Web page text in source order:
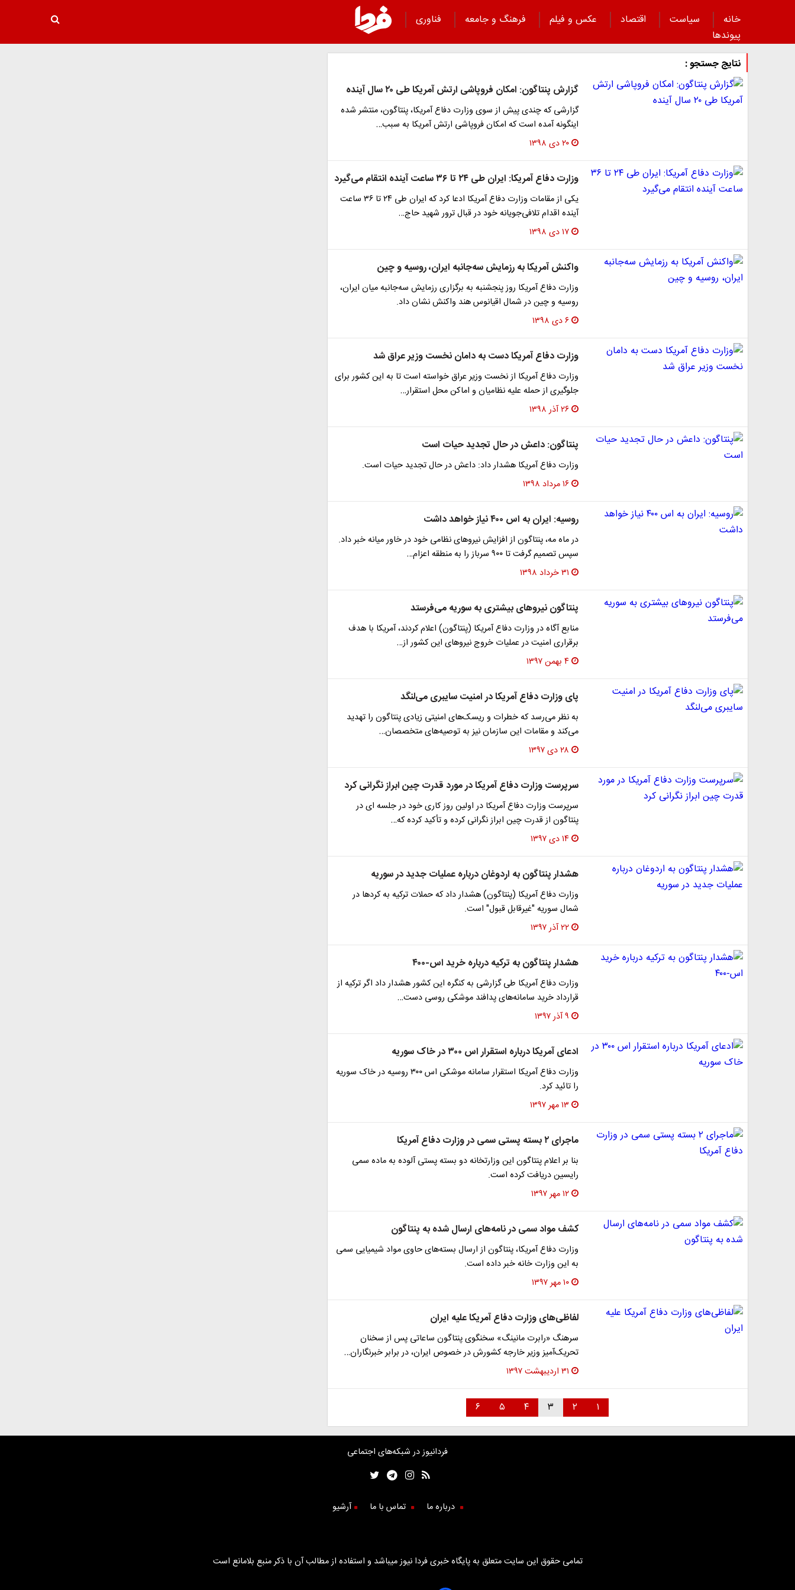
خانه سیاست اقتصاد عکس و فیلم فرهنگ و جامعه
فناوری
پیوند‌ها
نتایج جستجو :
گزارش پنتاگون: امکان فروپاشی ارتش آمریکا طی ۲۰ سال آینده
گزارشی که چندی پیش از سوی وزارت دفاع آمریکا، پنتاگون، منتشر شده
اینگونه آمده است که امکان فروپاشی ارتش آمریکا به سبب…
۲۰ دی ۱۳۹۸
وزارت دفاع آمریکا: ایران طی ۲۴ تا ۳۶ ساعت آینده انتقام می‌گیرد
یکی از مقامات وزارت دفاع آمریکا ادعا کرد که ایران طی ۲۴ تا ۳۶ ساعت
آینده اقدام تلافی‌جویانه خود در قبال ترور شهید حاج…
۱۷ دی ۱۳۹۸
واکنش آمریکا به رزمایش سه‌جانبه ایران، روسیه و چین
وزارت دفاع آمریکا روز پنجشنبه به برگزاری رزمایش سه‌جانبه میان ایران،
روسیه و چین در شمال اقیانوس هند واکنش نشان داد.
۶ دی ۱۳۹۸
وزارت دفاع آمریکا دست به دامان نخست وزیر عراق شد
وزارت دفاع آمریکا از نخست وزیر عراق خواسته است تا به این کشور برای
جلوگیری از حمله علیه نظامیان و اماکن محل استقرار…
۲۶ آذر ۱۳۹۸
پنتاگون: داعش در حال تجدید حیات است
وزارت دفاع آمریکا هشدار داد: داعش در حال تجدید حیات است.
۱۶ مرداد ۱۳۹۸
روسیه: ایران به اس ۴۰۰ نیاز خواهد داشت
در ماه مه، پنتاگون از افزایش نیروهای نظامی خود در خاور میانه خبر داد.
سپس تصمیم گرفت تا ۹۰۰ سرباز را به منطقه اعزام…
۳۱ خرداد ۱۳۹۸
پنتاگون نیروهای بیشتری به سوریه می‌فرستد
منابع آگاه در وزارت دفاع آمریکا (پنتاگون) اعلام کردند، آمریکا با هدف
برقراری امنیت در عملیات خروج نیروهای این کشور از…
۴ بهمن ۱۳۹۷
پای وزارت دفاع آمریکا در امنیت سایبری می‌لنگد
به نظر می‌رسد که خطرات و ریسک‌های امنیتی زیادی پنتاگون را تهدید
می‌کند و مقامات این سازمان نیز به توصیه‌های متخصصان…
۲۸ دی ۱۳۹۷
سرپرست وزارت دفاع آمریکا در مورد قدرت چین ابراز نگرانی کرد
سرپرست وزارت دفاع آمریکا در اولین روز کاری خود در جلسه ای در
پنتاگون از قدرت چین ابراز نگرانی کرده و تأکید کرده که…
۱۴ دی ۱۳۹۷
هشدار پنتاگون به اردوغان درباره عملیات جدید در سوریه
وزارت دفاع آمریکا (پنتاگون) هشدار داد که حملات ترکیه به کرد‌ها در
شمال سوریه "غیرقابل قبول" است.
۲۲ آذر ۱۳۹۷
هشدار پنتاگون به ترکیه درباره خرید اس-۴۰۰
وزارت دفاع آمریکا طی گزارشی به کنگره این کشور هشدار داد اگر ترکیه از
قرارداد خرید سامانه‌های پدافند موشکی روسی دست…
۹ آذر ۱۳۹۷
ادعای آمریکا درباره استقرار اس ۳۰۰ در خاک سوریه
وزارت دفاع آمریکا استقرار سامانه موشکی اس ۳۰۰ روسیه در خاک سوریه
را تائید کرد.
۱۳ مهر ۱۳۹۷
ماجرای ۲ بسته پستی سمی در وزارت دفاع آمریکا
بنا بر اعلام پنتاگون این وزارتخانه دو بسته پستی آلوده به ماده سمی
رایسین دریافت کرده است.
۱۲ مهر ۱۳۹۷
کشف مواد سمی در نامه‌های ارسال شده به پنتاگون
وزارت دفاع آمریکا، پنتاگون از ارسال بسته‌های حاوی مواد شیمیایی سمی
به این وزارت خانه خبر داده است.
۱۰ مهر ۱۳۹۷
لفاظی‌های وزارت دفاع آمریکا علیه ایران
سرهنگ «رابرت مانینگ» سخنگوی پنتاگون ساعاتی پس از سخنان
تحریک‌آمیز وزیر خارجه کشورش در خصوص ایران، در برابر خبرنگاران…
۳۱ اردیبهشت ۱۳۹۷
۱ ۲ ۳ ۴ ۵ ۶
فردانیوز در شبکه‌های اجتماعی
درباره ما تماس با ما آرشیو
تمامی حقوق این سایت متعلق به پایگاه خبری فردا نیوز میباشد و استفاده از مطالب آن با ذکر منبع بلامانع است